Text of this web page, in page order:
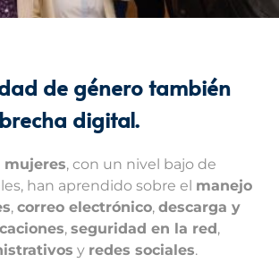
de género también
digital.
mujeres, con un nivel bajo de
han aprendido sobre el manejo
, correo electrónico, descarga y
, seguridad en la red,
y redes sociales.